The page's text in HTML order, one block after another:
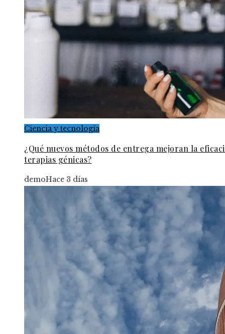
Ciencia y tecnología
¿Qué nuevos métodos de entrega mejoran la
terapias génicas?
demoHace 3 días